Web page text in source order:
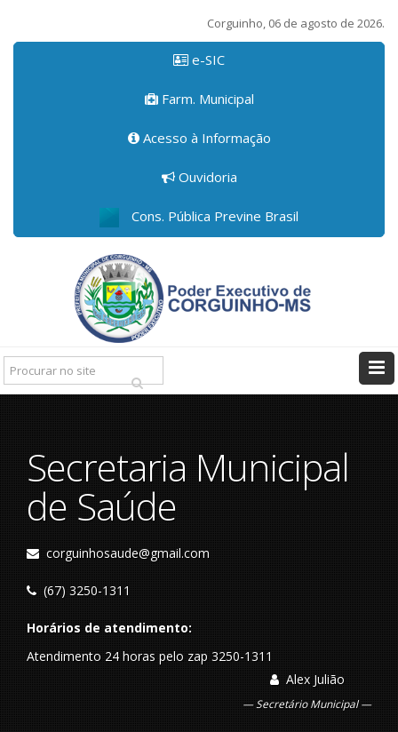
Corguinho, 06 de agosto de 2026.
e-SIC
Farm. Municipal
Acesso à Informação
Ouvidoria
Cons. Pública Previne Brasil
Pesquisar:
Secretaria Municipal
de Saúde
corguinhosaude@gmail.com
(67) 3250-1311
Horários de atendimento:
Atendimento 24 horas pelo zap 3250-1311
Alex Julião
Secretário Municipal